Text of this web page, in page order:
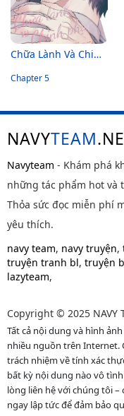
Chữa Lành Và Chinh Phục
Chapter 5
NAVYTEAM
Navyteam - Khám phá
những tác phẩm hot và
Thỏa sức đọc miễn phí
yêu thích.
navy team, navy truyện,
truyện tranh bl, truyện
lazyteam,
Copyright © 2025 NAVY
Tất cả nội dung và hình
nhiều nguồn trên Internet.
trách nhiệm về tính xác
bất kỳ nội dung nào vô
lòng liên hệ với chúng tôi
ngay lập tức để đảm bảo